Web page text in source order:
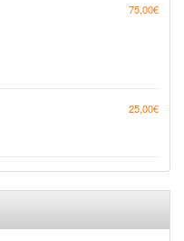
75,00€
25,00€